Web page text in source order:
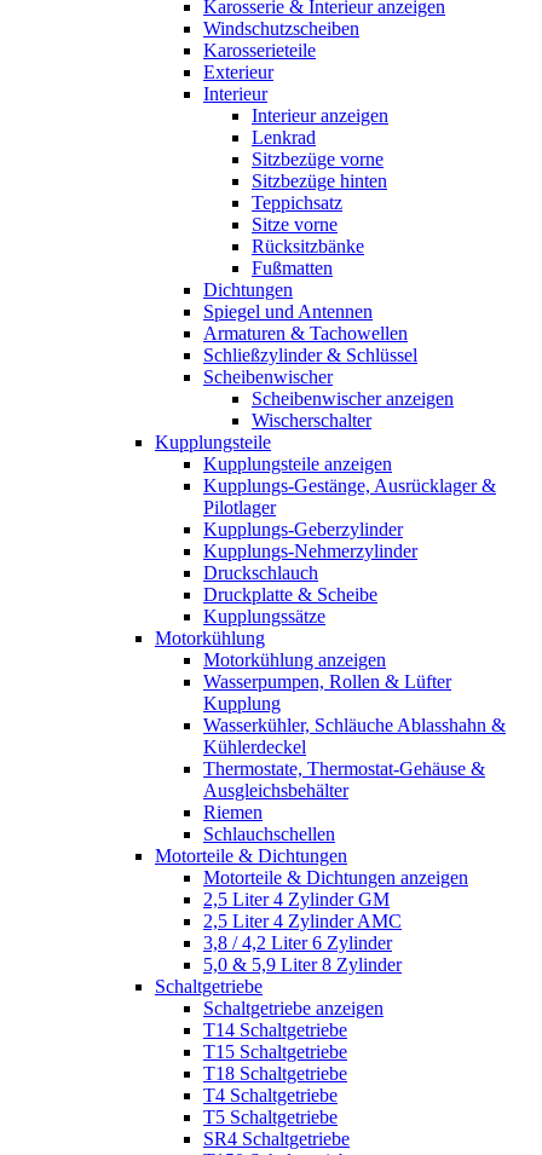
Karosserie & Interieur anzeigen
Windschutzscheiben
Karosserieteile
Exterieur
Interieur
Interieur anzeigen
Lenkrad
Sitzbezüge vorne
Sitzbezüge hinten
Teppichsatz
Sitze vorne
Rücksitzbänke
Fußmatten
Dichtungen
Spiegel und Antennen
Armaturen & Tachowellen
Schließzylinder & Schlüssel
Scheibenwischer
Scheibenwischer anzeigen
Wischerschalter
Kupplungsteile
Kupplungsteile anzeigen
Kupplungs-Gestänge, Ausrücklager &
Pilotlager
Kupplungs-Geberzylinder
Kupplungs-Nehmerzylinder
Druckschlauch
Druckplatte & Scheibe
Kupplungssätze
Motorkühlung
Motorkühlung anzeigen
Wasserpumpen, Rollen & Lüfter
Kupplung
Wasserkühler, Schläuche Ablasshahn &
Kühlerdeckel
Thermostate, Thermostat-Gehäuse &
Ausgleichsbehälter
Riemen
Schlauchschellen
Motorteile & Dichtungen
Motorteile & Dichtungen anzeigen
2,5 Liter 4 Zylinder GM
2,5 Liter 4 Zylinder AMC
3,8 / 4,2 Liter 6 Zylinder
5,0 & 5,9 Liter 8 Zylinder
Schaltgetriebe
Schaltgetriebe anzeigen
T14 Schaltgetriebe
T15 Schaltgetriebe
T18 Schaltgetriebe
T4 Schaltgetriebe
T5 Schaltgetriebe
SR4 Schaltgetriebe